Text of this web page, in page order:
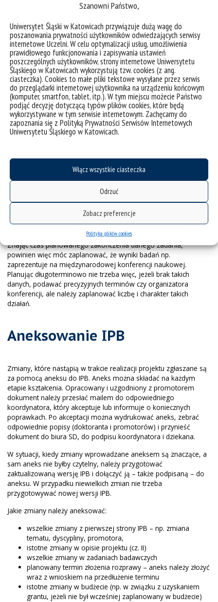
Szanowni Państwo,
Uniwersytet Śląski w Katowicach przywiązuje dużą wagę do
poszanowania prywatności użytkowników odwiedzających serwisy
internetowe Uczelni. W celu optymalizacji usług, umożliwienia
prawidłowego funkcjonowania i zapisywania ustawień
poszczególnych użytkowników, strony internetowe Uniwersytetu
Śląskiego w Katowicach wykorzystują tzw. cookies (z ang.
ciasteczka). Cookies to małe pliki tekstowe wysyłane przez serwis
do przeglądarki internetowej użytkownika na urządzeniu końcowym
(komputer, smartfon, tablet, itp.). W tym miejscu możecie Państwo
podjąć decyzję dotyczącą typów plików cookies, które będą
wykorzystywane w tym serwisie internetowym. Zachęcamy do
zapoznania się z Polityką Prywatności Serwisów Internetowych
Uniwersytetu Śląskiego w Katowicach.
Włącz wszystkie ciasteczka
Odrzuć
Zobacz preferencje
Polityka plików cookies
prowadzących zajęcia, które dotyczą podobnej problematyki na
naukowych, przygotowanie i realizacja projektu badawczego,
etyka badań, planowanie kariery naukowej i rozwój akademicki),
a także biura Szkoły Doktorskiej (np. w zakresie planowania
budżetu).
Przy planowaniu doktorant powinien brać pod uwagę
obowiązania związane z cyklem kształcenia w Szkole
Doktorskiej, w tym obowiązek przygotowania projektu
grantowego i uczestnictwa w zagranicznym stażu lub prezentacji
wyników swoich badań na zagranicznej konferencji naukowej.
Doktorant przedstawia plan zadań na cały okres realizacji
rozprawy doktorskiej. Także takie elementy jak publikacje,
zaplanowane na cały ten okres. Jest zrozumiałe, że w różnych
dyscyplinach naukowych cykl publikacji i konferencji jest
odmienny i najczęściej precyzyjne zaplanowanie np. wyjazdów
konferencyjnych na 3 lata do przodu nie jest możliwe. To nie
zwalnia jednak doktoranta z obowiązku zaplanowania tego, w
jaki sposób będzie prezentował i upowszechniał wyniki swoich
badań. Ma to duże znaczenie przy planowaniu budżetu projektu.
Tworząc harmonogram zadań, doktorant planuje również czas
zamknięcia kolejnych etapów pracy nad rozprawą doktorską.
Znając czas planowanego zakończenia danego zadania,
powinien więc móc zaplanować, że wyniki badań np.
zaprezentuje na międzynarodowej konferencji naukowej.
Planując długoterminowo nie trzeba więc, jeżeli brak takich
danych, podawać precyzyjnych terminów czy organizatora
konferencji, ale należy zaplanować liczbę i charakter takich
działań.
Aneksowanie IPB
Zmiany, które nastąpią w trakcie realizacji projektu zgłaszane są
za pomocą aneksu do IPB. Aneks można składać na każdym
etapie kształcenia. Opracowany i uzgodniony z promotorem
dokument należy przesłać mailem do odpowiedniego
koordynatora, który akceptuje lub informuje o koniecznych
poprawkach. Po akceptacji można wydrukować aneks, zebrać
odpowiednie popisy (doktoranta i promotorów) i przynieść
dokument do biura SD, do podpisu koordynatora i dziekana.
W sytuacji, kiedy zmiany wprowadzane aneksem są znaczące, a
sam aneks nie byłby czytelny, należy przygotować
zaktualizowaną wersję IPB i dołączyć ją – także podpisaną – do
aneksu. W przypadku niewielkich zmian nie trzeba
przygotowywać nowej wersji IPB.
Jakie zmiany należy aneksować:
wszelkie zmiany z pierwszej strony IPB – np. zmiana
tematu, dyscypliny, promotora,
istotne zmiany w opisie projektu (cz. II)
wszelkie zmiany w zadaniach badawczych
planowany termin złożenia rozprawy – aneks należy złożyć
wraz z wnioskiem na przedłużenie terminu
istotne zmiany w budżecie (np. w związku z uzyskaniem
grantu, jeżeli nie był wcześniej zaplanowany w budżecie)